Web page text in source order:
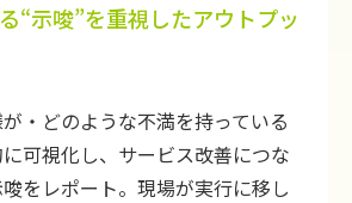
“示唆”を重視したアウトプッ
が・どのような不満を持っている
可視化し、サービス改善につな
をレポート。現場が実行に移し